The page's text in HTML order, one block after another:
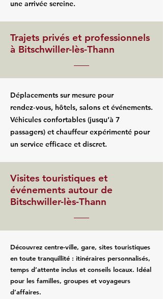
une arrivée sereine.
Trajets privés et professionnels
à Bitschwiller-lès-Thann
Déplacements sur mesure pour
rendez‑vous, hôtels, salons et événements.
Véhicules confortables (jusqu’à 7
passagers) et chauffeur expérimenté pour
un service efficace et discret.
Visites touristiques et
événements autour de
Bitschwiller-lès-Thann
Découvrez centre-ville, gare, sites touristiques
en toute tranquillité : itinéraires personnalisés,
temps d’attente inclus et conseils locaux. Idéal
pour les familles, groupes et voyageurs
d’affaires.